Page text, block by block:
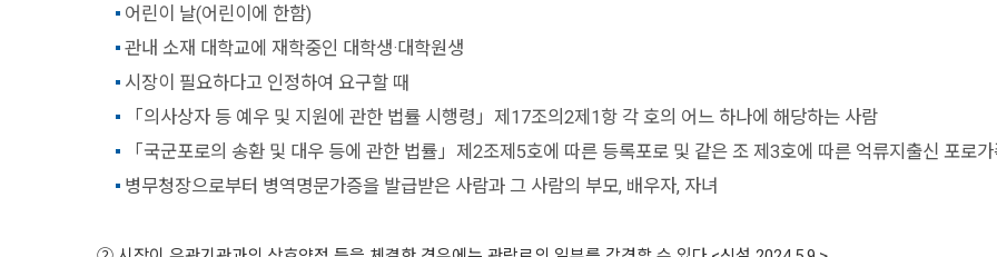
어린이 날(어린이에 한함)
관내 소재 대학교에 재학중인 대학생·대학원생
시장이 필요하다고 인정하여 요구할 때
「의사상자 등 예우 및 지원에 관한 법률 시행령」제17조의2제1항 각 호의 어느 하나에 해당하는 사람
「국군포로의 송환 및 대우 등에 관한 법률」제2조제5호에 따른 등록포로 및 같은 조 제3호에 따른 억류지출신 포로
병무청장으로부터 병역명문가증을 발급받은 사람과 그 사람의 부모, 배우자, 자녀